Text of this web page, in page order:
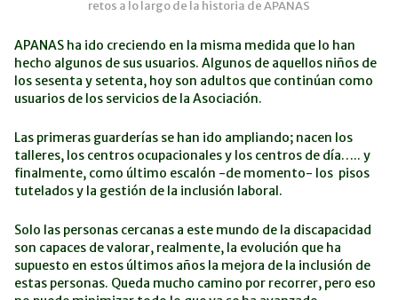
retos a lo largo de la historia de APANAS
APANAS ha ido creciendo en la misma medida que lo han
hecho algunos de sus usuarios. Algunos de aquellos niños de
los sesenta y setenta, hoy son adultos que continúan como
usuarios de los servicios de la Asociación.
Las primeras guarderías se han ido ampliando; nacen los
talleres, los centros ocupacionales y los centros de día….. y
finalmente, como último escalón -de momento- los pisos
tutelados y la gestión de la inclusión laboral.
Solo las personas cercanas a este mundo de la discapacidad
son capaces de valorar, realmente, la evolución que ha
supuesto en estos últimos años la mejora de la inclusión de
estas personas. Queda mucho camino por recorrer, pero eso